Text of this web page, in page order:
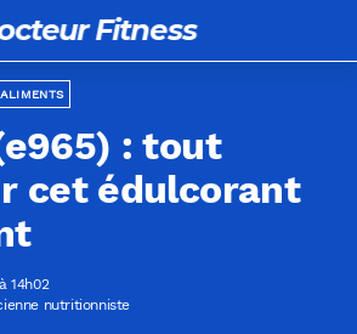
Fitness
: tout
cet édulcorant
14h02
nutritionniste